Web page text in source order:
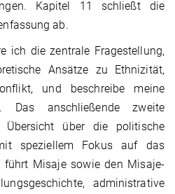
Kapitel 11 schließt die
ab.
ich die zentrale Fragestellung,
Ansätze zu Ethnizität,
und beschreibe meine
Das anschließende zweite
über die politische
speziellem Fokus auf das
führt Misaje sowie den Misaje-
administrative